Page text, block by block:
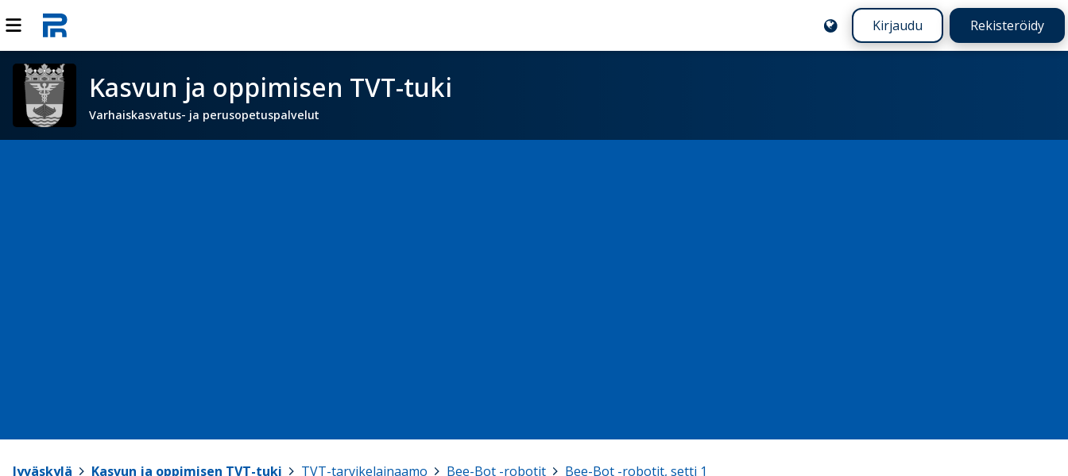
Kirjaudu Rekisteröidy
Kasvun ja oppimisen TVT-tuki
Varhaiskasvatus- ja perusopetuspalvelut
Jyväskylä Kasvun ja oppimisen TVT-tuki TVT-tarvikelainaamo Bee-Bot -robotit Bee-Bot -robotit, setti 1